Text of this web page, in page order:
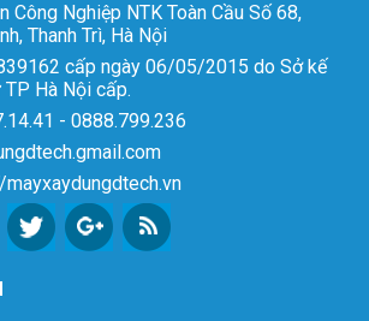
Công Nghiệp NTK Toàn Cầu Số 68,
Thanh Trì, Hà Nội
cấp ngày 06/05/2015 do Sở kế
Hà Nội cấp.
- 0888.799.236